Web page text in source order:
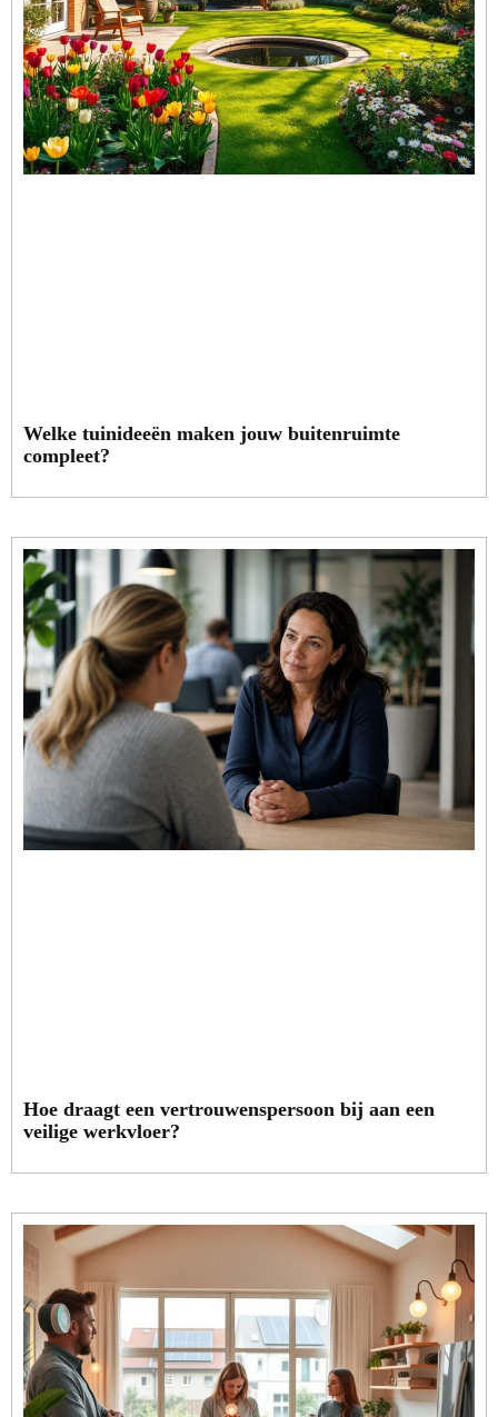
Welke tuinideeën maken jouw buitenruimte
compleet?
Hoe draagt een vertrouwenspersoon bij aan een
veilige werkvloer?